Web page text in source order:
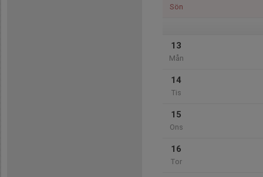
Sön
13
Mån
14
Tis
15
Ons
16
Tor